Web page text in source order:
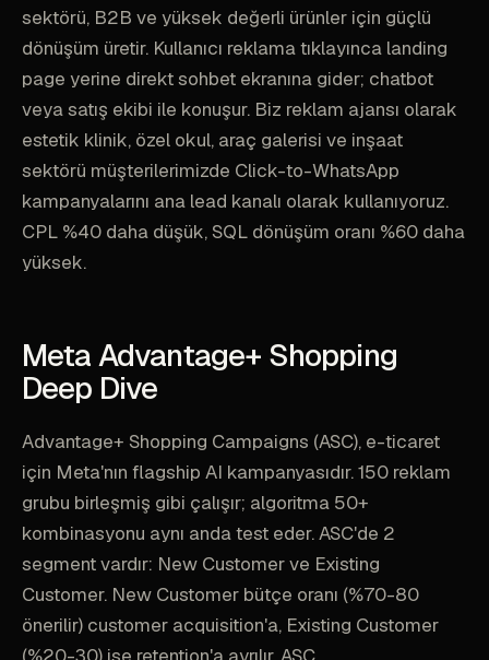
sektörü, B2B ve yüksek değerli ürünler için güçlü
dönüşüm üretir. Kullanıcı reklama tıklayınca landing
page yerine direkt sohbet ekranına gider; chatbot
veya satış ekibi ile konuşur. Biz reklam ajansı olarak
estetik klinik, özel okul, araç galerisi ve inşaat
sektörü müşterilerimizde Click-to-WhatsApp
kampanyalarını ana lead kanalı olarak kullanıyoruz.
CPL %40 daha düşük, SQL dönüşüm oranı %60 daha
yüksek.
Meta Advantage+ Shopping
Deep Dive
Advantage+ Shopping Campaigns (ASC), e-ticaret
için Meta'nın flagship AI kampanyasıdır. 150 reklam
grubu birleşmiş gibi çalışır; algoritma 50+
kombinasyonu aynı anda test eder. ASC'de 2
segment vardır: New Customer ve Existing
Customer. New Customer bütçe oranı (%70-80
önerilir) customer acquisition'a, Existing Customer